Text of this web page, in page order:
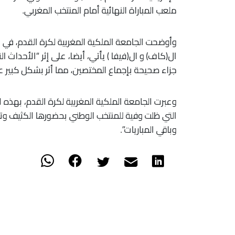
ملعب المباراة النهائية أمام المنتخب المغربي.
وأوضحت الجامعة الملكية المغربية لكرة القدم،
ال(كاف) و ال(فيفا ) يأتي، أيضا، على إثر
جزاء صحيحة بإجماع المختصين، مما أثر بشكل كبير
وعبرت الجامعة الملكية المغربية لكرة القدم،
التي ظلت وفية للمنتخب الوطني بحضورها الكثيف
وباقي المباريات”.